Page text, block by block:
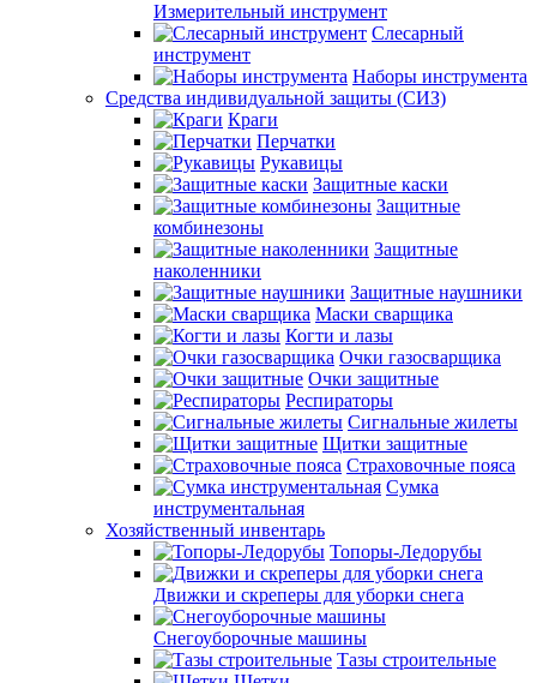
Измерительный инструмент
Слесарный
инструмент
Наборы инструмента
Средства индивидуальной защиты (СИЗ)
Краги
Перчатки
Рукавицы
Защитные каски
Защитные
комбинезоны
Защитные
наколенники
Защитные наушники
Маски сварщика
Когти и лазы
Очки газосварщика
Очки защитные
Респираторы
Сигнальные жилеты
Щитки защитные
Страховочные пояса
Сумка
инструментальная
Хозяйственный инвентарь
Топоры-Ледорубы
Движки и скреперы для уборки снега
Снегоуборочные машины
Тазы строительные